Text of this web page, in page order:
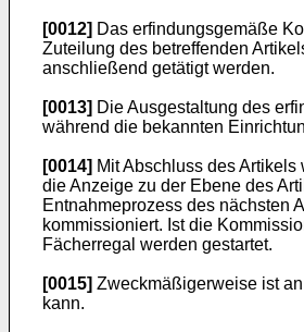
[0012] Das erfindungsgemäße
Zuteilung des betreffenden
anschließend getätigt werden.
[0013] Die Ausgestaltung des
während die bekannten
[0014] Mit Abschluss des
die Anzeige zu der Ebene des
Entnahmeprozess des nächsten
kommissioniert. Ist die
Fächerregal werden gestartet.
[0015] Zweckmäßigerweise ist
kann.